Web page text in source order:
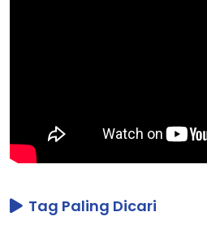
Tag Paling Dicari